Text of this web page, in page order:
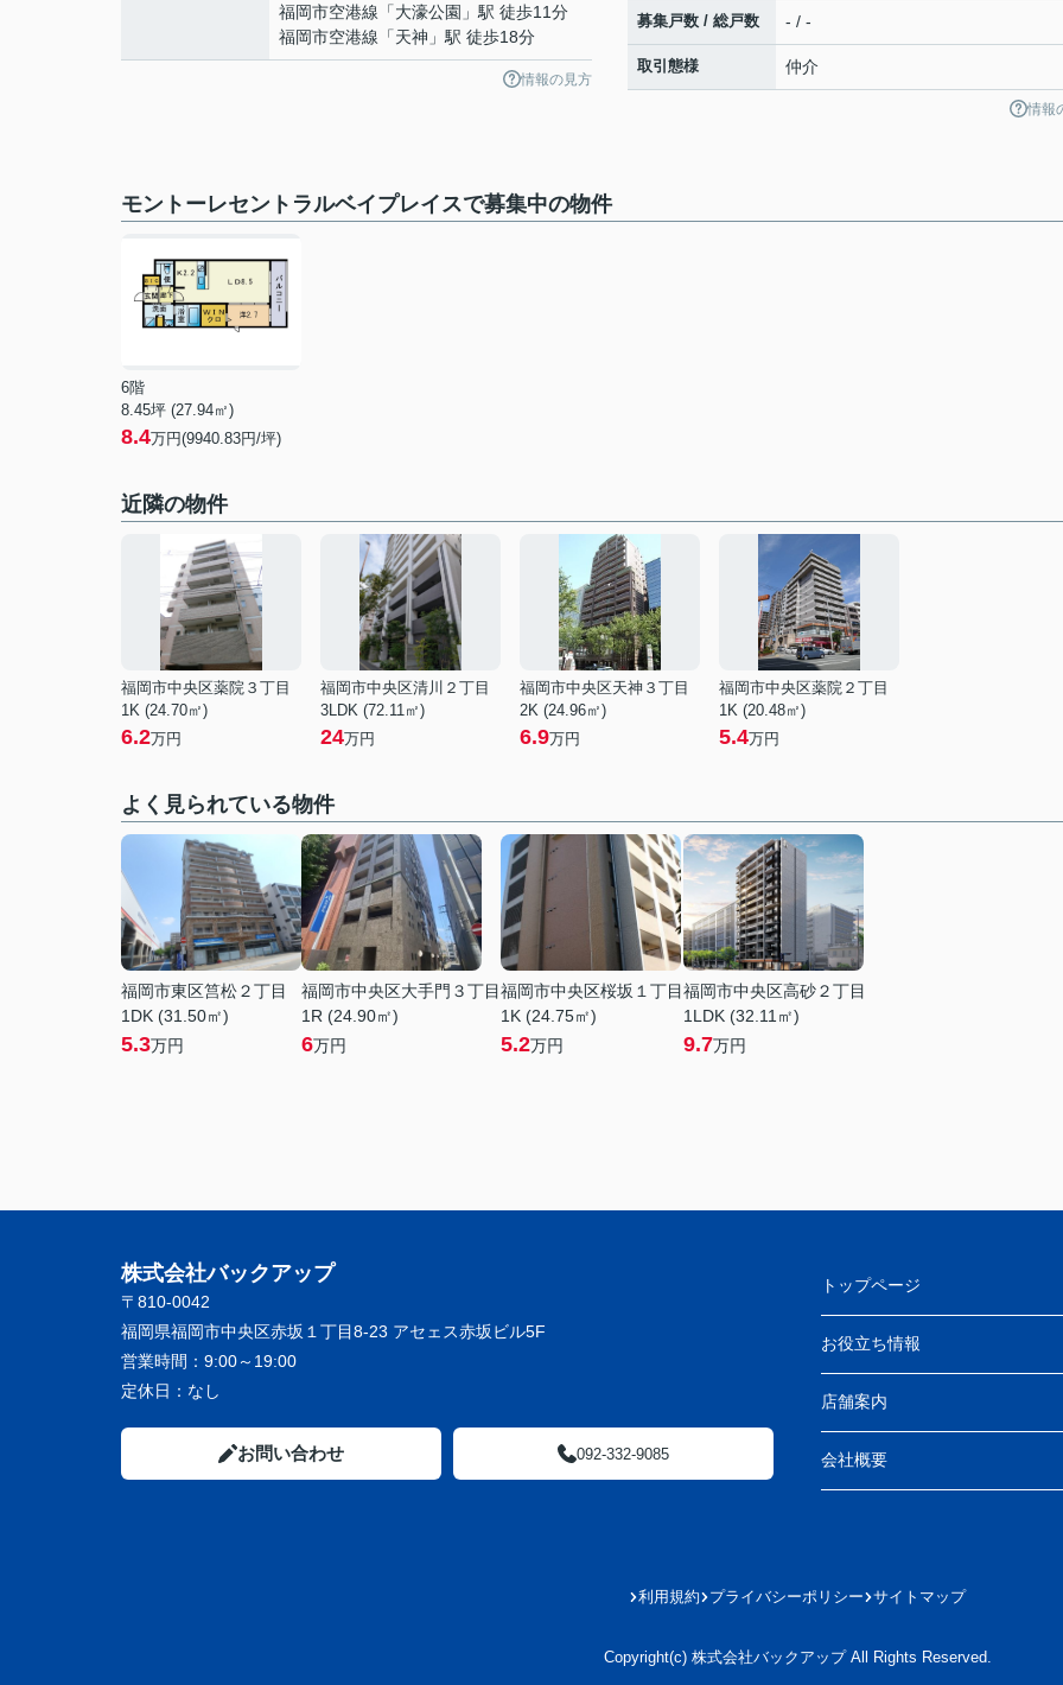
福岡市空港線 「大濠公園 」駅 徒歩11分
福岡市空港線 「天神 」駅 徒歩18分
情報の見方
募集戸数 / 総戸数 - / -
取引態様 仲介
情報
モントーレセントラルベイプレイスで募集中の物件
6階
8.45坪 (27.94㎡)
8.4万円(9940.83円/坪)
近隣の物件
福岡市中央区薬院３丁目
1K (24.70㎡)
6.2万円
福岡市中央区清川２丁目
3LDK (72.11㎡)
24万円
福岡市中央区天神３丁目
2K (24.96㎡)
6.9万円
福岡市中央区薬院２丁目
1K (20.48㎡)
5.4万円
よく見られている物件
福岡市東区筥松２丁目
1DK (31.50㎡)
5.3万円
福岡市中央区大手門３丁目
1R (24.90㎡)
6万円
福岡市中央区桜坂１丁目
1K (24.75㎡)
5.2万円
福岡市中央区高砂２丁目
1LDK (32.11㎡)
9.7万円
株式会社バックアップ
〒810-0042
福岡県福岡市中央区赤坂１丁目8-23 アセェス赤坂ビル5F
営業時間： 9:00～19:00
定休日： なし
お問い合わせ 092-332-9085
トップページ
お役立ち情報
店舗案内
会社概要
利用規約 プライバシーポリシー サイトマップ
Copyright(c) 株式会社バックアップ All Rights Reserved.